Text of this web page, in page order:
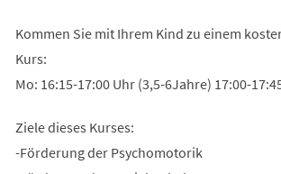
Kommen Sie mit Ihrem Kind zu einem
Kurs:
Mo: 16:15-17:00 Uhr (3,5-6Jahre) 17:00-
Ziele dieses Kurses:
-Förderung der Psychomotorik